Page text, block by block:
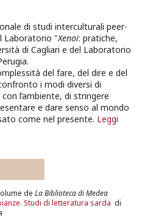
di studi interculturali peer-
Laboratorio "Xenoi: pratiche,
di Cagliari e del Laboratorio
del fare, del dire e del
i modi diversi di
l’ambiente, di stringere
e dare senso al mondo
come nel presente. Leggi
de La Biblioteca di Medea
Studi di letteratura sarda di